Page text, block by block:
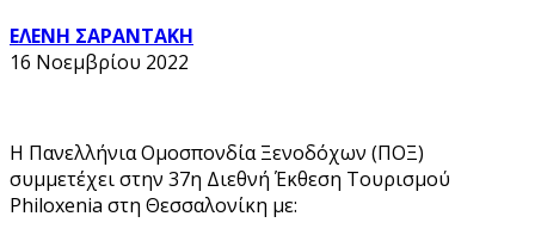
ΕΛΕΝΗ ΣΑΡΑΝΤΑΚΗ
16 Νοεμβρίου 2022
H Πανελλήνια Ομοσπονδία Ξενοδόχων (ΠΟΞ)
συμμετέχει στην 37η Διεθνή Έκθεση Τουρισμού
Philoxenia στη Θεσσαλονίκη με: